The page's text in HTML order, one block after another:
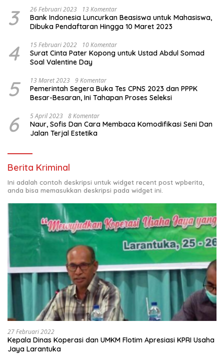
3 26 Februari 2023 13 Komentar
Bank Indonesia Luncurkan Beasiswa untuk Mahasiswa,
Dibuka Pendaftaran Hingga 10 Maret 2023
4 15 Februari 2022 10 Komentar
Surat Cinta Pater Kopong untuk Ustad Abdul Somad
Soal Valentine Day
5 13 Maret 2023 9 Komentar
Pemerintah Segera Buka Tes CPNS 2023 dan PPPK
Besar-Besaran, Ini Tahapan Proses Seleksi
6 5 April 2023 8 Komentar
Naur, Sofis Dan Cara Membaca Komodifikasi Seni Dan
Jalan Terjal Estetika
Berita Kriminal
Ini adalah contoh deskripsi untuk widget recent post wpberita,
anda bisa memasukkan deskripsi pada widget ini.
27 Februari 2022
Kepala Dinas Koperasi dan UMKM Flotim Apresiasi KPRI Usaha
Jaya Larantuka